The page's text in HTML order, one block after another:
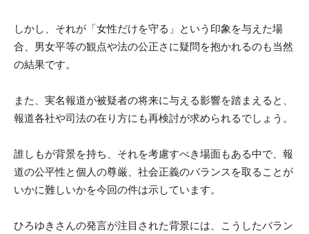
しかし、それが「女性だけを守る」という印象を与えた場
合、男女平等の観点や法の公正さに疑問を抱かれるのも当然
の結果です。
また、実名報道が被疑者の将来に与える影響を踏まえると、
報道各社や司法の在り方にも再検討が求められるでしょう。
誰しもが背景を持ち、それを考慮すべき場面もある中で、報
道の公平性と個人の尊厳、社会正義のバランスを取ることが
いかに難しいかを今回の件は示しています。
ひろゆきさんの発言が注目された背景には、こうしたバラン